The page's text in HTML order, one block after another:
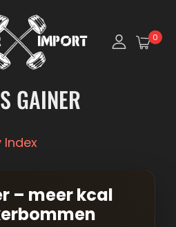
0
GAINER
Index
– meer kcal